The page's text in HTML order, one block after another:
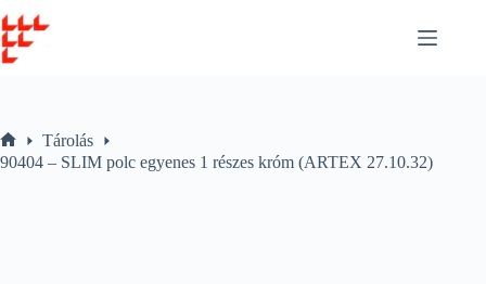
to
content
Home
Tárolás
90404 – SLIM polc egyenes 1 részes króm (ARTEX 27.10.32)